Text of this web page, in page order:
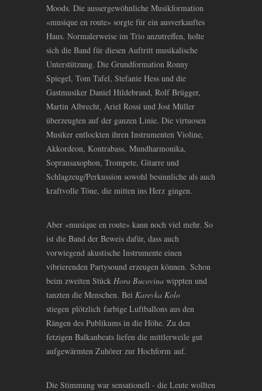
Moods. Die aussergewöhnliche Musikformation
«musique en route» sorgte für ein ausverkauftes
Haus. Normalerweise im Trio anzutreffen, holte
sich die Band für diesen Auftritt musikalische
Unterstützung. Die Grundformation Ronny
Spiegel, Tom Tafel, Stefanie Hess und die
Gastmusiker Daniel Hildebrand, Rolf Brügger,
Martin Albrecht, Ariel Rossi und Jost Müller
überzeugten auf der ganzen Linie. Die virtuosen
Musiker entlockten ihren Instrumenten Violine,
Akkordeon, Kontrabass, Mundharmonika,
Sopransaxophon, Trompete, Gitarre und
Schlagzeug/Perkussion sowohl besinnliche als auch
kraftvolle Töne, die mitten ins Herz gingen.
Aber «musique en route» kann noch viel mehr. So
ist die Band der Beweis dafür, dass auch
vorwiegend akustische Instrumente einen
vibrierenden Partysound erzeugen können. Schon
beim zweiten Stück Hora Bucovina wippten und
tanzten die Menschen. Bei Karevka Kolo
stiegen plötzlich farbige Luftballons aus den
Rängen des Publikums in die Höhe. Zu den
fetzigen Balkanbeats liefen die mittlerweile gut
aufgewärmten Zuhörer zur Hochform auf.
Die Stimmung war sensationell - die Leute wollten